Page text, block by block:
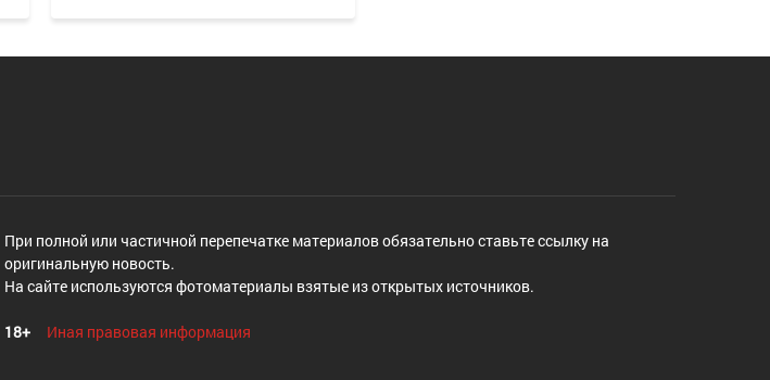
При полной или частичной перепечатке материалов обязательно ставьте ссылку на
оригинальную новость.
На сайте используются фотоматериалы взятые из открытых источников.
18+ Иная правовая информация